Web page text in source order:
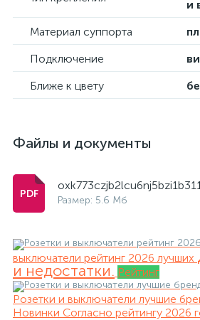
и
Материал суппорта
Подключение
Ближе к цвету
Файлы и документы
Размер: 5.6 Мб
выключатели рейтинг 2026 лучших
и недостатки. Рейтинг
Розетки и выключатели лучшие
Новинки Согласно рейтингу 2026